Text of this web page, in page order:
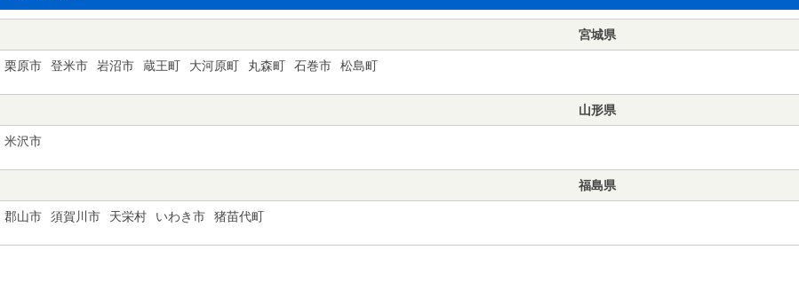
宮城県
栗原市 登米市 岩沼市 蔵王町 大河原町 丸森町 石巻市 松島町
山形県
米沢市
福島県
郡山市 須賀川市 天栄村 いわき市 猪苗代町